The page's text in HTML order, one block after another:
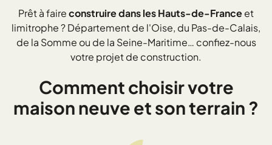
Prêt à faireconstruire dans les Hauts-de-Franceet
limitrophe ? Département de l'Oise, du Pas-de-Calais,
de la Somme ou de la Seine-Maritime… confiez-nous
votre projet de construction.
Comment choisir votre
maison neuve et son terrain ?